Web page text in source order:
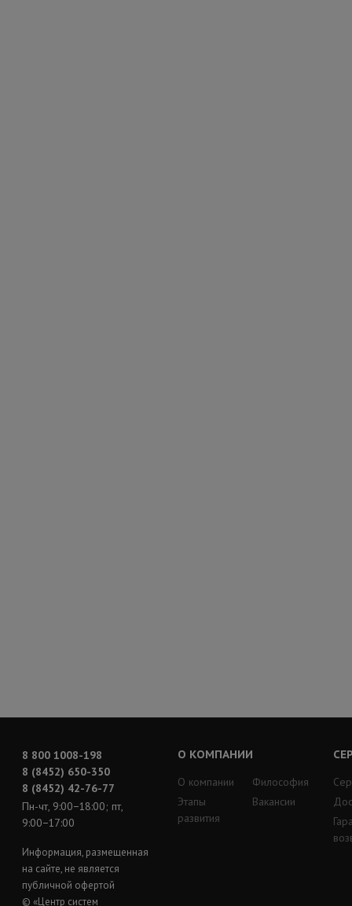
8 800 1008-198
8 (8452) 650-350
8 (8452) 42-76-77
Пн-чт, 9:00−18:00; пт,
9:00−17:00
Информация, размещенная
на сайте, не является
публичной офертой
© «Центр систем
О КОМПАНИИ
О компании
Этапы
развития
Философия
Вакансии